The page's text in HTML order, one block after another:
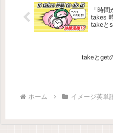
「時
takes
takeと
takeとget
ホーム イメージ英単